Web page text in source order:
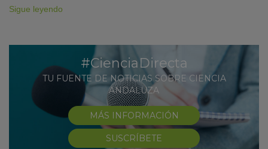
Sigue leyendo
#CienciaDirecta
TU FUENTE DE NOTICIAS SOBRE CIENCIA
ANDALUZA
MÁS INFORMACIÓN
SUSCRÍBETE